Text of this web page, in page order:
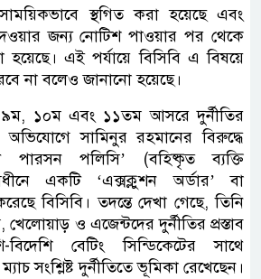
স্থগিত করা হয়েছে এবং
জন্য নোটিশ পাওয়ার পর থেকে
এই পর্যায়ে বিসিবি এ বিষয়ে
না বলেও জানানো হয়েছে।
১০ম এবং ১১তম আসরে দুর্নীতির
সামিনুর রহমানের বিরুদ্ধে
পারসন পলিসি’ (বহিষ্কৃত ব্যক্তি
একটি ‘এক্সক্লুশন অর্ডার’ বা
বিসিবি। তদন্তে দেখা গেছে, তিনি
খেলোয়াড় ও এজেন্টদের দুর্নীতির প্রস্তাব
বেটিং সিন্ডিকেটের সাথে
সংশ্লিষ্ট দুর্নীতিতে ভূমিকা রেখেছেন।